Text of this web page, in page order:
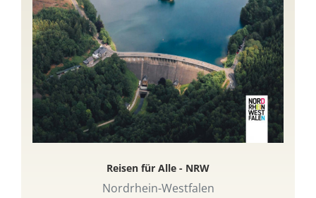
Reisen für Alle - NRW
Nordrhein-Westfalen